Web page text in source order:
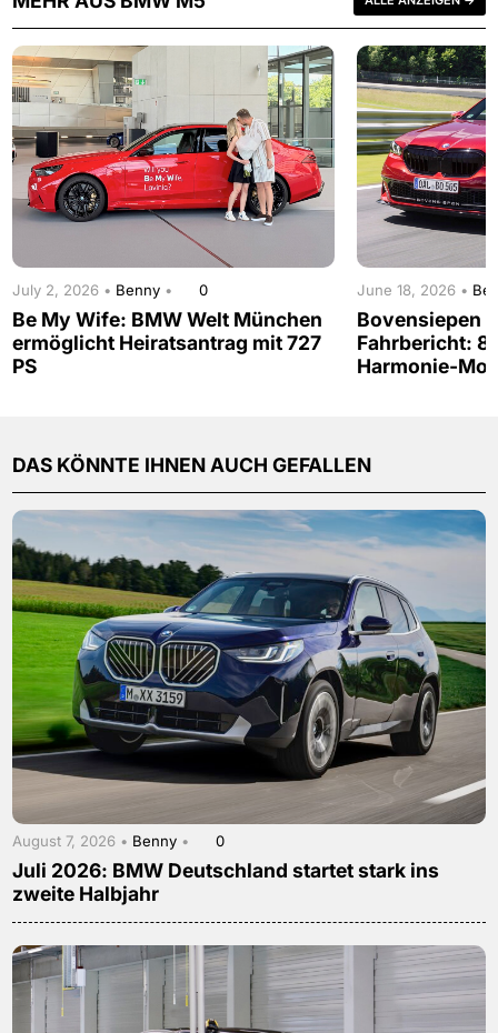
July 2, 2026 • Benny • 0
Be My Wife: BMW Welt München
ermöglicht Heiratsantrag mit 727
PS
June 18, 2026 •
Bovensiepen
Fahrbericht:
Harmonie-
DAS KÖNNTE IHNEN AUCH GEFALLEN
August 7, 2026 • Benny • 0
Juli 2026: BMW Deutschland startet stark ins
zweite Halbjahr